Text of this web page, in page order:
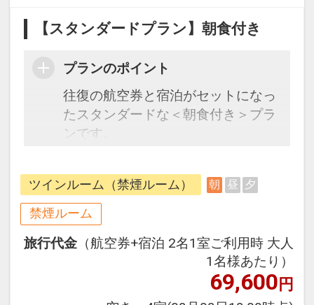
【スタンダードプラン】朝食付き
プランのポイント
往復の航空券と宿泊がセットになっ
たスタンダードな＜朝食付き＞プラ
ンです。
できるダイナミックパッケージだか
ら、一都市滞在はもちろん周遊旅行
にも最適！
旅行期間中の1泊だけの宿泊や延
泊・飛び泊なども自由自在です。
フライトは、安心のJAL（または
JALグループ）確約！フライトマイ
ツインルーム（禁煙ルーム） 朝 昼 夕
禁煙ルーム
旅行代金 （航空券+宿泊 2名1室ご利用時 大人
1名様あたり）
69,600円